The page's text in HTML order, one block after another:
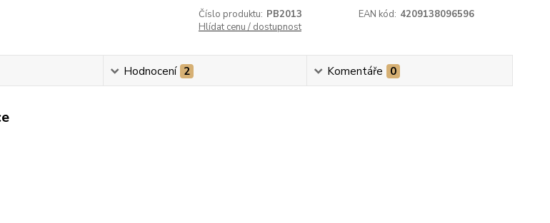
Číslo produktu: PB2013 EAN kód: 4209138096596
Hlídat cenu / dostupnost
Hodnocení 2 Komentáře 0